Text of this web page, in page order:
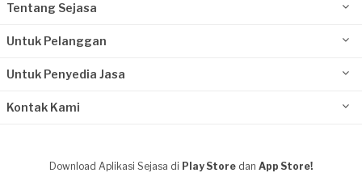
Tentang Sejasa
Untuk Pelanggan
Untuk Penyedia Jasa
Kontak Kami
Download Aplikasi Sejasa di Play Store dan App Store!